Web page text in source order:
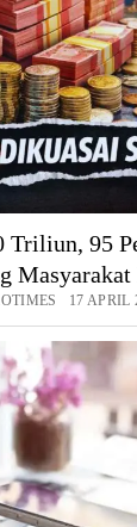
95
Masyarakat
17 APRIL